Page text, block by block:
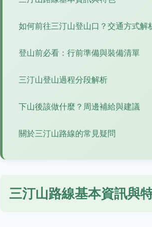
如何前往三汀山登山口？交通方式解
登山前必看：行前準備與裝備清單
三汀山登山過程分段解析
下山後該做什麼？周邊補給與建議
關於三汀山路線的常見疑問
三汀山路線基本資訊與